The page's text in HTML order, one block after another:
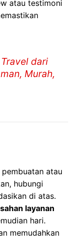
atau testimoni
dari
Murah,
atau
hubungi
di atas.
layanan
hari.
memudahkan